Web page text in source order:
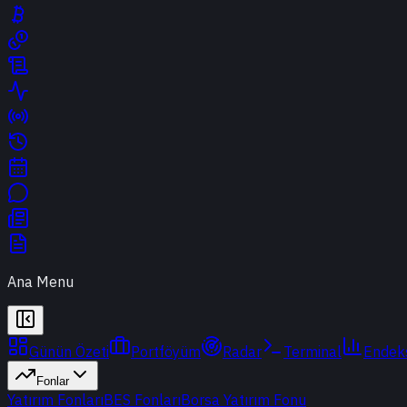
Ana Menu
Günün Özeti Portföyüm Radar Terminal
Fonlar
Yatırım FonlarıBES FonlarıBorsa Yatırım Fonu